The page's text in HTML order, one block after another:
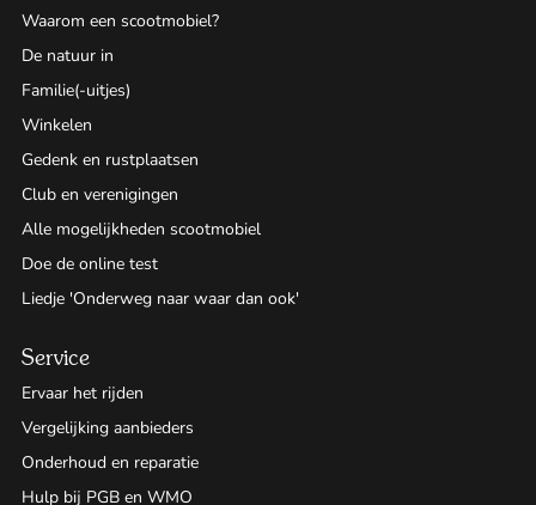
Waarom een scootmobiel?
De natuur in
Familie(-uitjes)
Winkelen
Gedenk en rustplaatsen
Club en verenigingen
Alle mogelijkheden scootmobiel
Doe de online test
Liedje 'Onderweg naar waar dan ook'
Service
Ervaar het rijden
Vergelijking aanbieders
Onderhoud en reparatie
Hulp bij PGB en WMO